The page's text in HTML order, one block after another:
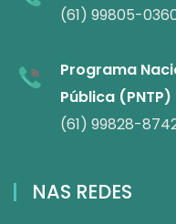
(61) 99805-
Programa
Pública (PNTP)
(61) 99828-
NAS REDES